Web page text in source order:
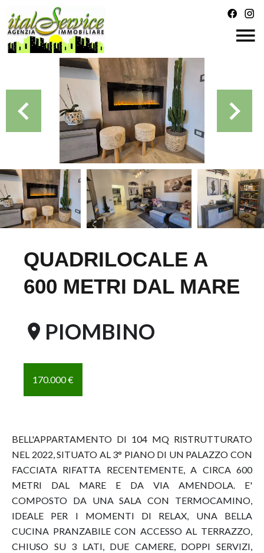
QUADRILOCALE A
600 METRI DAL MARE
PIOMBINO
170.000 €
BELL'APPARTAMENTO DI 104 MQ RISTRUTTURATO
NEL 2022, SITUATO AL 3° PIANO DI UN PALAZZO CON
FACCIATA RIFATTA RECENTEMENTE, A CIRCA 600
METRI DAL MARE E DA VIA AMENDOLA. E'
COMPOSTO DA UNA SALA CON TERMOCAMINO,
IDEALE PER I MOMENTI DI RELAX, UNA BELLA
CUCINA PRANZABILE CON ACCESSO AL TERRAZZO,
CHIUSO SU 3 LATI, DUE CAMERE, DOPPI SERVIZI,